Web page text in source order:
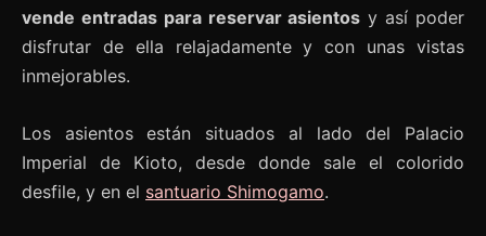
vende entradas para reservar asientos y así poder
disfrutar de ella relajadamente y con unas vistas
inmejorables.
Los asientos están situados al lado del Palacio
Imperial de Kioto, desde donde sale el colorido
desfile, y en el santuario Shimogamo.